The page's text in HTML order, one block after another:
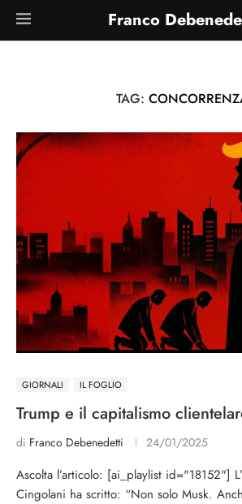
Franco
TAG:
GIORNALI IL FOGLIO
Trump e il capitalismo
di Franco Debenedetti 24/01/2025
Ascolta l’articolo: [ai_playlist id="18152"]
Cingolani ha scritto: “Non solo Musk.